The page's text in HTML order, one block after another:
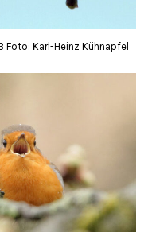
Karl-Heinz Kühnapfel